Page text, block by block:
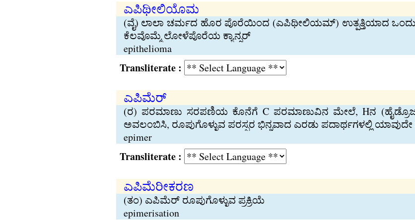
ಎಪಿಥೀಲಿಯೊಮ
(ವೈ) ಲಾಲಾ ಚರ್ಮದ ಹೊರ ಪೊರೆಯಿಂದ (ಎಪಿಥೀಲಿಯಮ್) ಉತ್ಪತ್ತಿಯಾದ ಒಂದು
ಕೆಲವೊಮ್ಮೆ ಲೋಳೆಪೊರೆಯ ಕ್ಯಾನ್ಸರ್
epithelioma
Transliterate :
ಎಪಿಮೆರ್
(ರ) ಪರಮಾಣು ಸರಪಣಿಯ ಕೊನೆಗೆ C ಪರಮಾಣುವಿನ ಮೇಲೆ, Hನ (ಹೈಡ್ರೊಜನ್)
ಅವಲಂಬಿಸಿ, ರೂಪುಗೊಳ್ಳುವ ಪರಸ್ಪರ ಭಿನ್ನವಾದ ಎರಡು ಪದಾರ್ಥಗಳಲ್ಲಿ
epimer
Transliterate :
ಎಪಿಮೆರೀಕರಣ
(ತಂ) ಎಪಿಮೆರ್ ರೂಪುಗೊಳ್ಳುವ ಪ್ರಕ್ರಿಯೆ
epimerisation